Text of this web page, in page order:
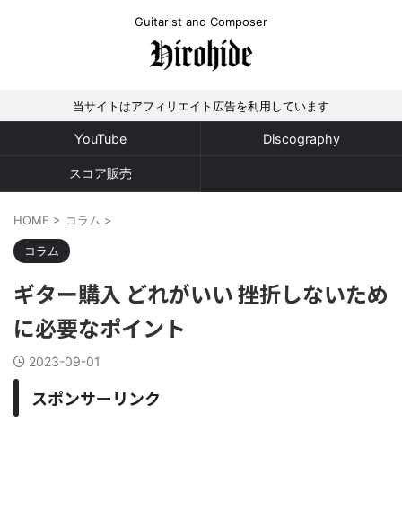
Guitarist and Composer
当サイトはアフィリエイト広告を利用しています
YouTube Discography
スコア販売
HOME > コラム >
コラム
ギター購入 どれがいい 挫折しないため
に必要なポイント
2023-09-01
スポンサーリンク